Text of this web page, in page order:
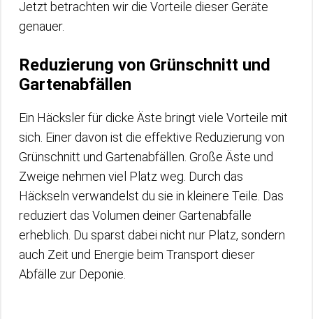
Jetzt betrachten wir die Vorteile dieser Geräte
genauer.
Reduzierung von Grünschnitt und
Gartenabfällen
Ein Häcksler für dicke Äste bringt viele Vorteile mit
sich. Einer davon ist die effektive Reduzierung von
Grünschnitt und Gartenabfällen. Große Äste und
Zweige nehmen viel Platz weg. Durch das
Häckseln verwandelst du sie in kleinere Teile. Das
reduziert das Volumen deiner Gartenabfälle
erheblich. Du sparst dabei nicht nur Platz, sondern
auch Zeit und Energie beim Transport dieser
Abfälle zur Deponie.